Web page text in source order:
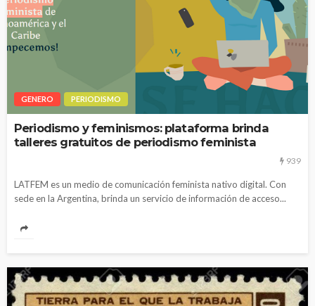
GENERO PERIODISMO
Periodismo y feminismos: plataforma brinda
talleres gratuitos de periodismo feminista
939
LATFEM es un medio de comunicación feminista nativo digital. Con
sede en la Argentina, brinda un servicio de información de acceso...